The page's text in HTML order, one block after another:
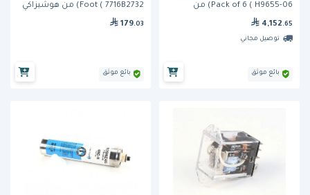
Pack of 6 ( H9655-06) من
هوشيزاكي
4,152 .65
توصيل مجاني
بائع موثق
Foot ( 7716B2732) من هوشيزاكي
179.03
بائع موثق